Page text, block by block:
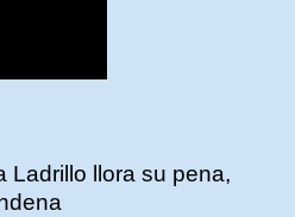
Ladrillo llora su pena,